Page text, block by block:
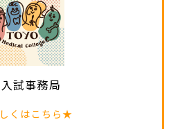
試事務局
くはこちら★